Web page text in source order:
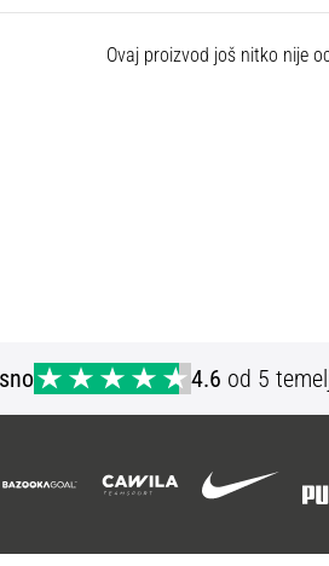
Ovaj proizvod još nitko nije
4.6 od 5